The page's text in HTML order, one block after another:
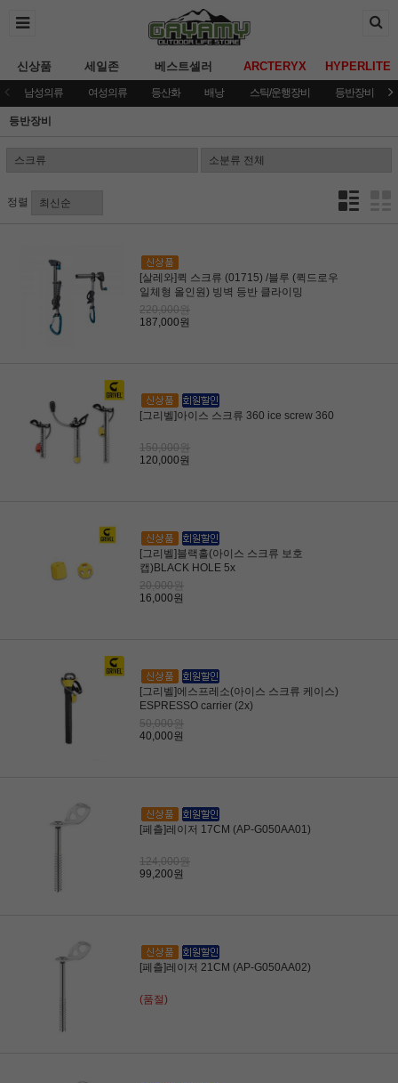
신상품 세일존 베스트셀러 ARCTERYX HYPERLITE
남성의류 여성의류 등산화 배낭 스틱/운행장비 등반장비
등반장비
정렬
[살레와]퀵 스크류 (01715) /블루 (퀵드로우
일체형 올인원) 빙벽 등반 클라이밍
220,000원
187,000원
[그리벨]아이스 스크류 360 ice screw 360
150,000원
120,000원
[그리벨]블랙홀(아이스 스크류 보호
캡)BLACK HOLE 5x
20,000원
16,000원
[그리벨]에스프레소(아이스 스크류 케이스)
ESPRESSO carrier (2x)
50,000원
40,000원
[페츨]레이저 17CM (AP-G050AA01)
124,000원
99,200원
[페츨]레이저 21CM (AP-G050AA02)
(품절)